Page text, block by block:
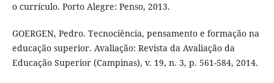
o currículo. Porto Alegre: Penso, 2013.
GOERGEN, Pedro. Tecnociência, pensamento e formação na
educação superior. Avaliação: Revista da Avaliação da
Educação Superior (Campinas), v. 19, n. 3, p. 561-584, 2014.